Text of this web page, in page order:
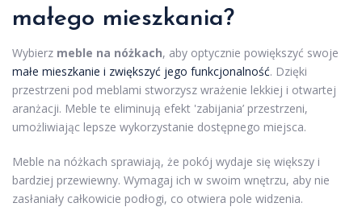
małego mieszkania?
Wybierz meble na nóżkach, aby optycznie powiększyć swoje
małe mieszkanie i zwiększyć jego funkcjonalność. Dzięki
przestrzeni pod meblami stworzysz wrażenie lekkiej i otwartej
aranżacji. Meble te eliminują efekt 'zabijania’ przestrzeni,
umożliwiając lepsze wykorzystanie dostępnego miejsca.
Meble na nóżkach sprawiają, że pokój wydaje się większy i
bardziej przewiewny. Wymagaj ich w swoim wnętrzu, aby nie
zasłaniały całkowicie podłogi, co otwiera pole widzenia.